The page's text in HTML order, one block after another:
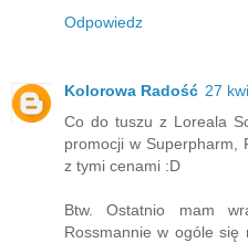
Odpowiedz
Kolorowa Radość 27
Co do tuszu z Loreala
promocji w Superpharm,
z tymi cenami :D
Btw. Ostatnio mam
Rossmannie w ogóle